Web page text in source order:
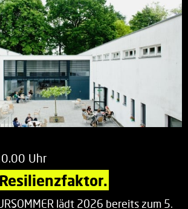
Uhr
lädt 2026 bereits zum 5.